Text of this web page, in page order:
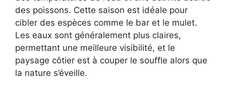
des poissons. Cette saison est idéale pour
cibler des espèces comme le bar et le mulet.
Les eaux sont généralement plus claires,
permettant une meilleure visibilité, et le
paysage côtier est à couper le souffle alors que
la nature s’éveille.